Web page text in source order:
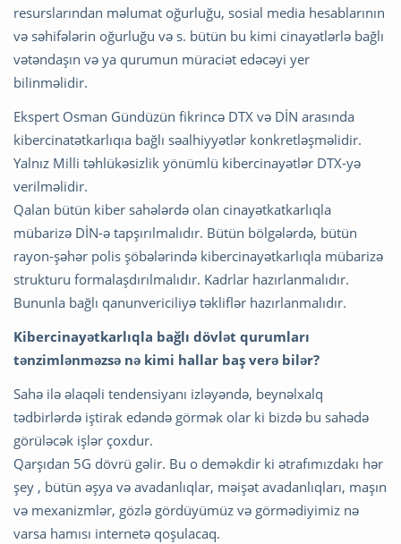
resurslarından məlumat oğurluğu, sosial media hesablarının
və səhifələrin oğurluğu və s. bütün bu kimi cinayətlərlə bağlı
vətəndaşın və ya qurumun müraciət edəcəyi yer
bilinməlidir.
Ekspert Osman Gündüzün fikrincə DTX və DİN arasında
kibercinatətkarlıqıa bağlı səalhiyyətlər konkretləşməlidir.
Yalnız Milli təhlükəsizlik yönümlü kibercinayətlər DTX-yə
verilməlidir.
Qalan bütün kiber sahələrdə olan cinayətkatkarlıqla
mübarizə DİN-ə tapşırılmalıdır. Bütün bölgələrdə, bütün
rayon-şəhər polis şöbələrində kibercinayətkarlıqla mübarizə
strukturu formalaşdırılmalıdır. Kadrlar hazırlanmalıdır.
Bununla bağlı qanunvericiliyə təkliflər hazırlanmalıdır.
Kibercinayətkarlıqla bağlı dövlət qurumları
tənzimlənməzsə nə kimi hallar baş verə bilər?
Sahə ilə əlaqəli tendensiyanı izləyəndə, beynəlxalq
tədbirlərdə iştirak edəndə görmək olar ki bizdə bu sahədə
görüləcək işlər çoxdur.
Qarşıdan 5G dövrü gəlir. Bu o deməkdir ki ətrafımızdakı hər
şey , bütün əşya və avadanlıqlar, məişət avadanlıqları, maşın
və mexanizmlər, gözlə gördüyümüz və görmədiyimiz nə
varsa hamısı internetə qoşulacaq.